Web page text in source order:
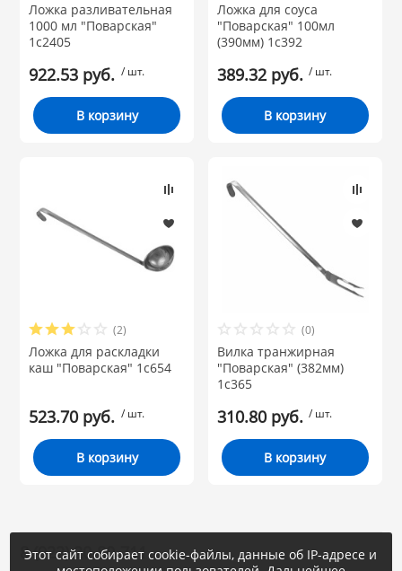
Ложка разливательная
1000 мл "Поварская"
1с2405
922.53 руб. / шт.
В корзину
Ложка для соуса
"Поварская" 100мл
(390мм) 1с392
389.32 руб. / шт.
В корзину
(2)
Ложка для раскладки
каш "Поварская" 1с654
523.70 руб. / шт.
В корзину
(0)
Вилка транжирная
"Поварская" (382мм)
1с365
310.80 руб. / шт.
В корзину
8 (922) 20-80-711
Этот сайт собирает cookie-файлы, данные об IP-адресе и